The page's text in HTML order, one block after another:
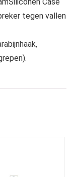
tegen vallen